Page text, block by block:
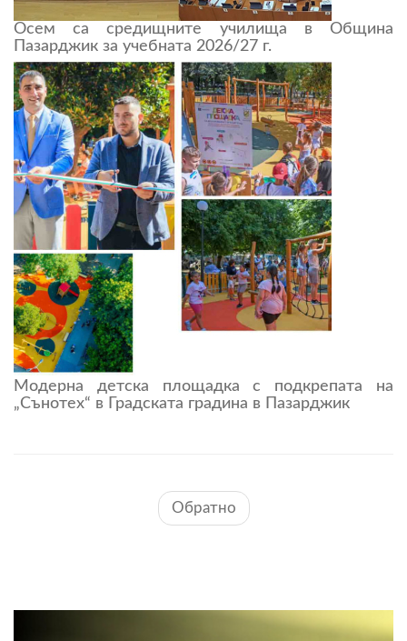
Осем са средищните училища в Община
Пазарджик за учебната 2026/27 г.
Модерна детска площадка с подкрепата на
„Сънотех“ в Градската градина в Пазарджик
Обратно